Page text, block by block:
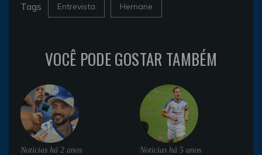
Tags Entrevista Hernane
VOCÊ PODE GOSTAR TAMBÉM
Noticias há 2 anos Noticias há 5 anos